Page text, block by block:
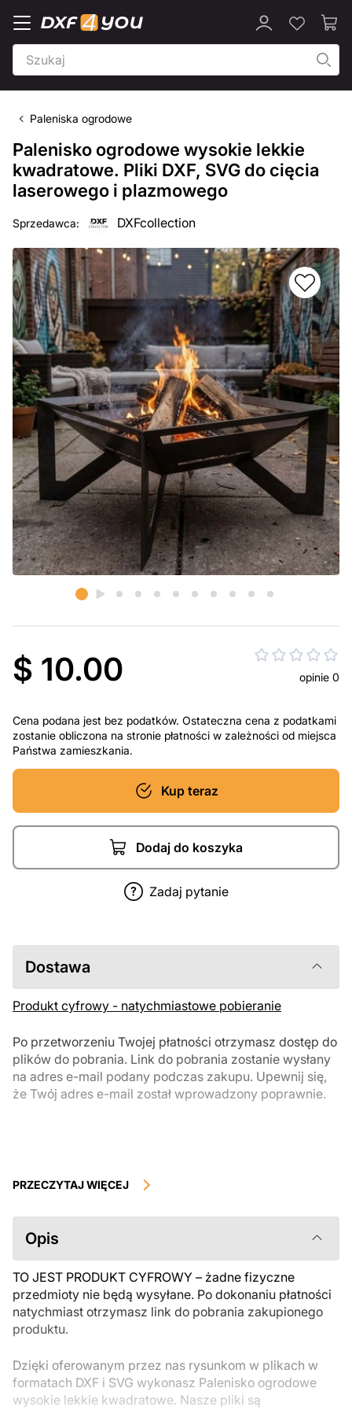
Paleniska ogrodowe
Palenisko ogrodowe wysokie lekkie
kwadratowe. Pliki DXF, SVG do cięcia
laserowego i plazmowego
Sprzedawca: DXFcollection
$ 10.00 opinie 0
Cena podana jest bez podatków. Ostateczna cena z podatkami
zostanie obliczona na stronie płatności w zależności od miejsca
Państwa zamieszkania.
Kup teraz
Dodaj do koszyka
Zadaj pytanie
Dostawa
Produkt cyfrowy - natychmiastowe pobieranie
Po przetworzeniu Twojej płatności otrzymasz dostęp do
plików do pobrania. Link do pobrania zostanie wysłany
na adres e-mail podany podczas zakupu. Upewnij się,
że Twój adres e-mail został wprowadzony poprawnie.
podlegają zwrotowi ani wymianie po ich pobraniu. Zalecamy
przed zakupem. Jeśli masz jakiekolwiek problemy z zamówieniem,
skontaktuj się bezpośrednio ze sprzedawcą.
PRZECZYTAJ WIĘCEJ
Opis
TO JEST PRODUKT CYFROWY – żadne fizyczne
przedmioty nie będą wysyłane. Po dokonaniu płatności
natychmiast otrzymasz link do pobrania zakupionego
produktu.
Dzięki oferowanym przez nas rysunkom w plikach w
formatach DXF i SVG wykonasz Palenisko ogrodowe
wysokie lekkie kwadratowe. Nasze pliki są